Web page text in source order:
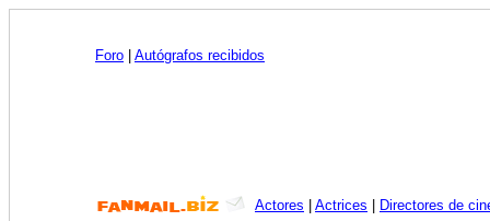
Foro Autógrafos recibidos
Actores Actrices
Directores de